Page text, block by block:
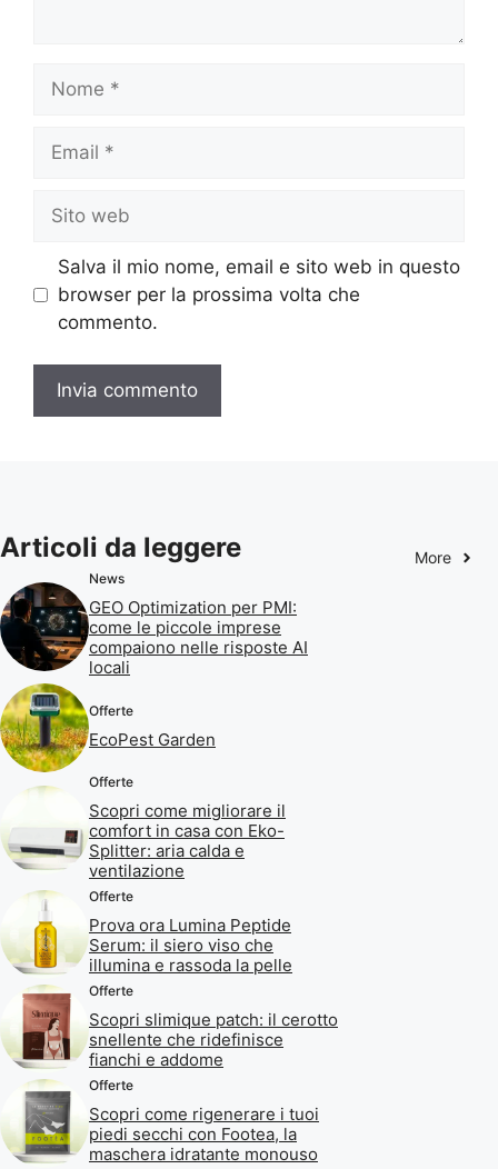
web
Salva il mio nome, email e sito web in questo
browser per la prossima volta che
commento.
Articoli da leggere More
News
GEO Optimization per PMI:
come le piccole imprese
compaiono nelle risposte AI
locali
Offerte
EcoPest Garden
Offerte
Scopri come migliorare il
comfort in casa con Eko-
Splitter: aria calda e
ventilazione
Offerte
Prova ora Lumina Peptide
Serum: il siero viso che
illumina e rassoda la pelle
Offerte
Scopri slimique patch: il cerotto
snellente che ridefinisce
fianchi e addome
Offerte
Scopri come rigenerare i tuoi
piedi secchi con Footea, la
maschera idratante monouso